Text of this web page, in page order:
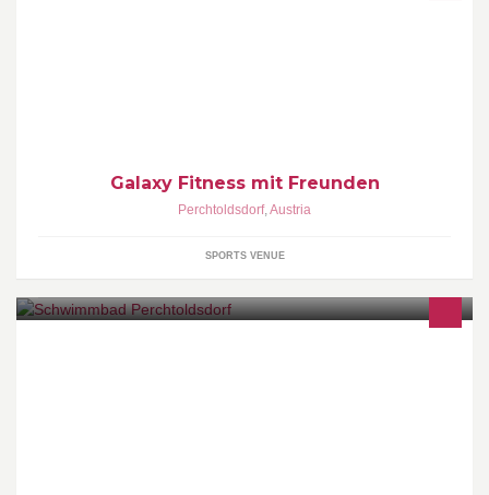
Galaxy Fitness mit Freunden
Perchtoldsdorf,Austria
SPORTS VENUE